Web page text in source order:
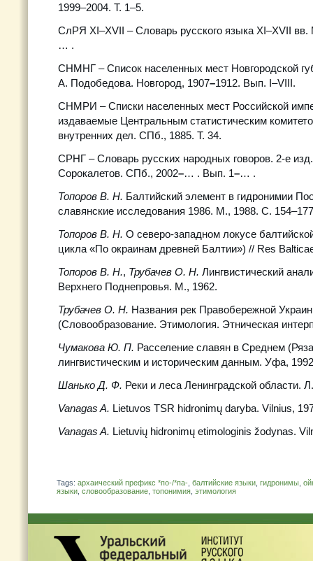
1999–2004. Т. 1–5.
СлРЯ XI–XVII – Словарь русского языка XI–XVII вв.
… .
СНМНГ – Список населенных мест Новгородской
А. Подобедова. Новгород, 1907–1912. Вып. I–VIII.
СНМРИ – Списки населенных мест Российской
издаваемые Центральным статистическим
внутренних дел. СПб., 1885. Т. 34.
СРНГ – Словарь русских народных говоров. 2-е
Сорокалетов. СПб., 2002–… . Вып. 1–… .
Топоров В. Н. Балтийский элемент в гидронимии
славянские исследования 1986. М., 1988. С.
Топоров В. Н. О северо-западном локусе
цикла «По окраинам древней Балтии») // Res
Топоров В. Н., Трубачев О. Н. Лингвистический
Верхнего Поднепровья. М., 1962.
Трубачев О. Н. Названия рек Правобережной
(Словообразование. Этимология. Этническая
Чумакова Ю. П. Расселение славян в Среднем
лингвистическим и историческим данным. Уфа,
Шанько Д. Ф. Реки и леса Ленинградской области.
Vanagas A. Lietuvos TSR hidronimų daryba. Vilnius,
Vanagas A. Lietuvių hidronimų etimologinis žodynas.
Tags: архаический префикс *пo-/*пa- балтийские языки гидронимы
языки словообразование топонимия этимология